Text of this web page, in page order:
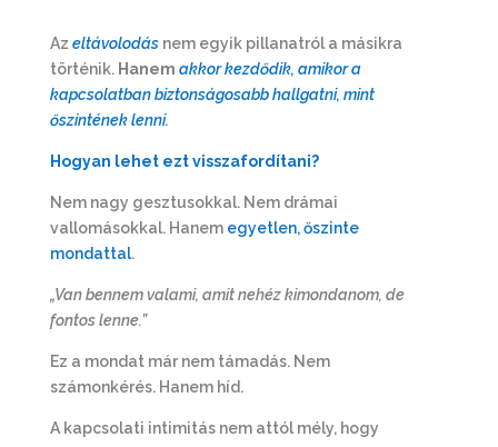
Az eltávolodásnem egyik pillanatról a másikra
történik. Hanem akkor kezdődik, amikor a
kapcsolatban biztonságosabb hallgatni, mint
őszintének lenni.
Hogyan lehet ezt visszafordítani?
Nem nagy gesztusokkal. Nem drámai
vallomásokkal. Hanem egyetlen, őszinte
mondattal.
„Van bennem valami, amit nehéz kimondanom, de
fontos lenne.”
Ez a mondat már nem támadás. Nem
számonkérés. Hanem híd.
A kapcsolati intimitás nem attól mély, hogy